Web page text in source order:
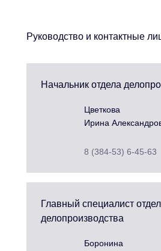
Руководство и контактные
Начальник отдела
Цветкова
Ирина
8 (384-53) 6-45-63
Главный специалист
делопроизводства
Боронина